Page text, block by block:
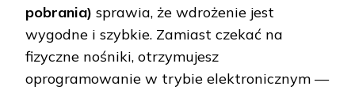
pobrania) sprawia, że wdrożenie jest
wygodne i szybkie. Zamiast czekać na
fizyczne nośniki, otrzymujesz
oprogramowanie w trybie elektronicznym —